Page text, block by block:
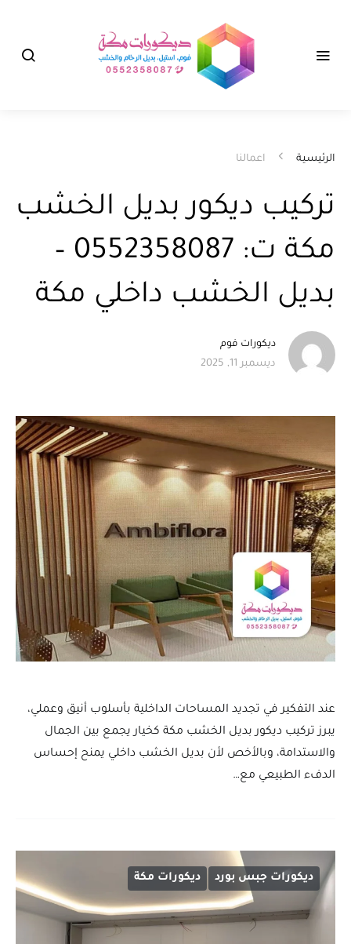
الرئيسية اعمالنا
تركيب ديكور بديل الخشب
مكة ت: 0552358087 –
بديل الخشب داخلي مكة
ديكورات فوم
ديسمبر 11, 2025
عند التفكير في تجديد المساحات الداخلية بأسلوب أنيق وعملي،
يبرز تركيب ديكور بديل الخشب مكة كخيار يجمع بين الجمال
والاستدامة، وبالأخص لأن بديل الخشب داخلي يمنح إحساس
الدفء الطبيعي مع…
ديكورات جبس بورد ديكورات مكة